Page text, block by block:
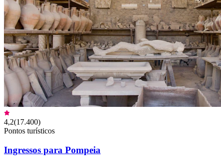
4,2(17.400)
Pontos turísticos
Ingressos para Pompeia